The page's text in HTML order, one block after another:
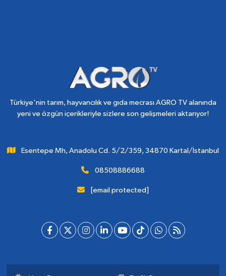
Türkiye'nin tarım, hayvancılık ve gıda mecrası AGRO TV alanında
yeni ve özgün içerikleriyle sizlere son gelişmeleri aktarıyor!
Esentepe Mh, Anadolu Cd. 5/2/359, 34870 Kartal/İstanbul
08508886688
[email protected]